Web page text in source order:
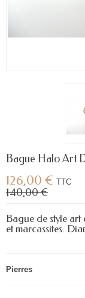
Bague Halo Art
126,00 € TTC
140,00 €
Bague de style
et marcassites.
Pierres